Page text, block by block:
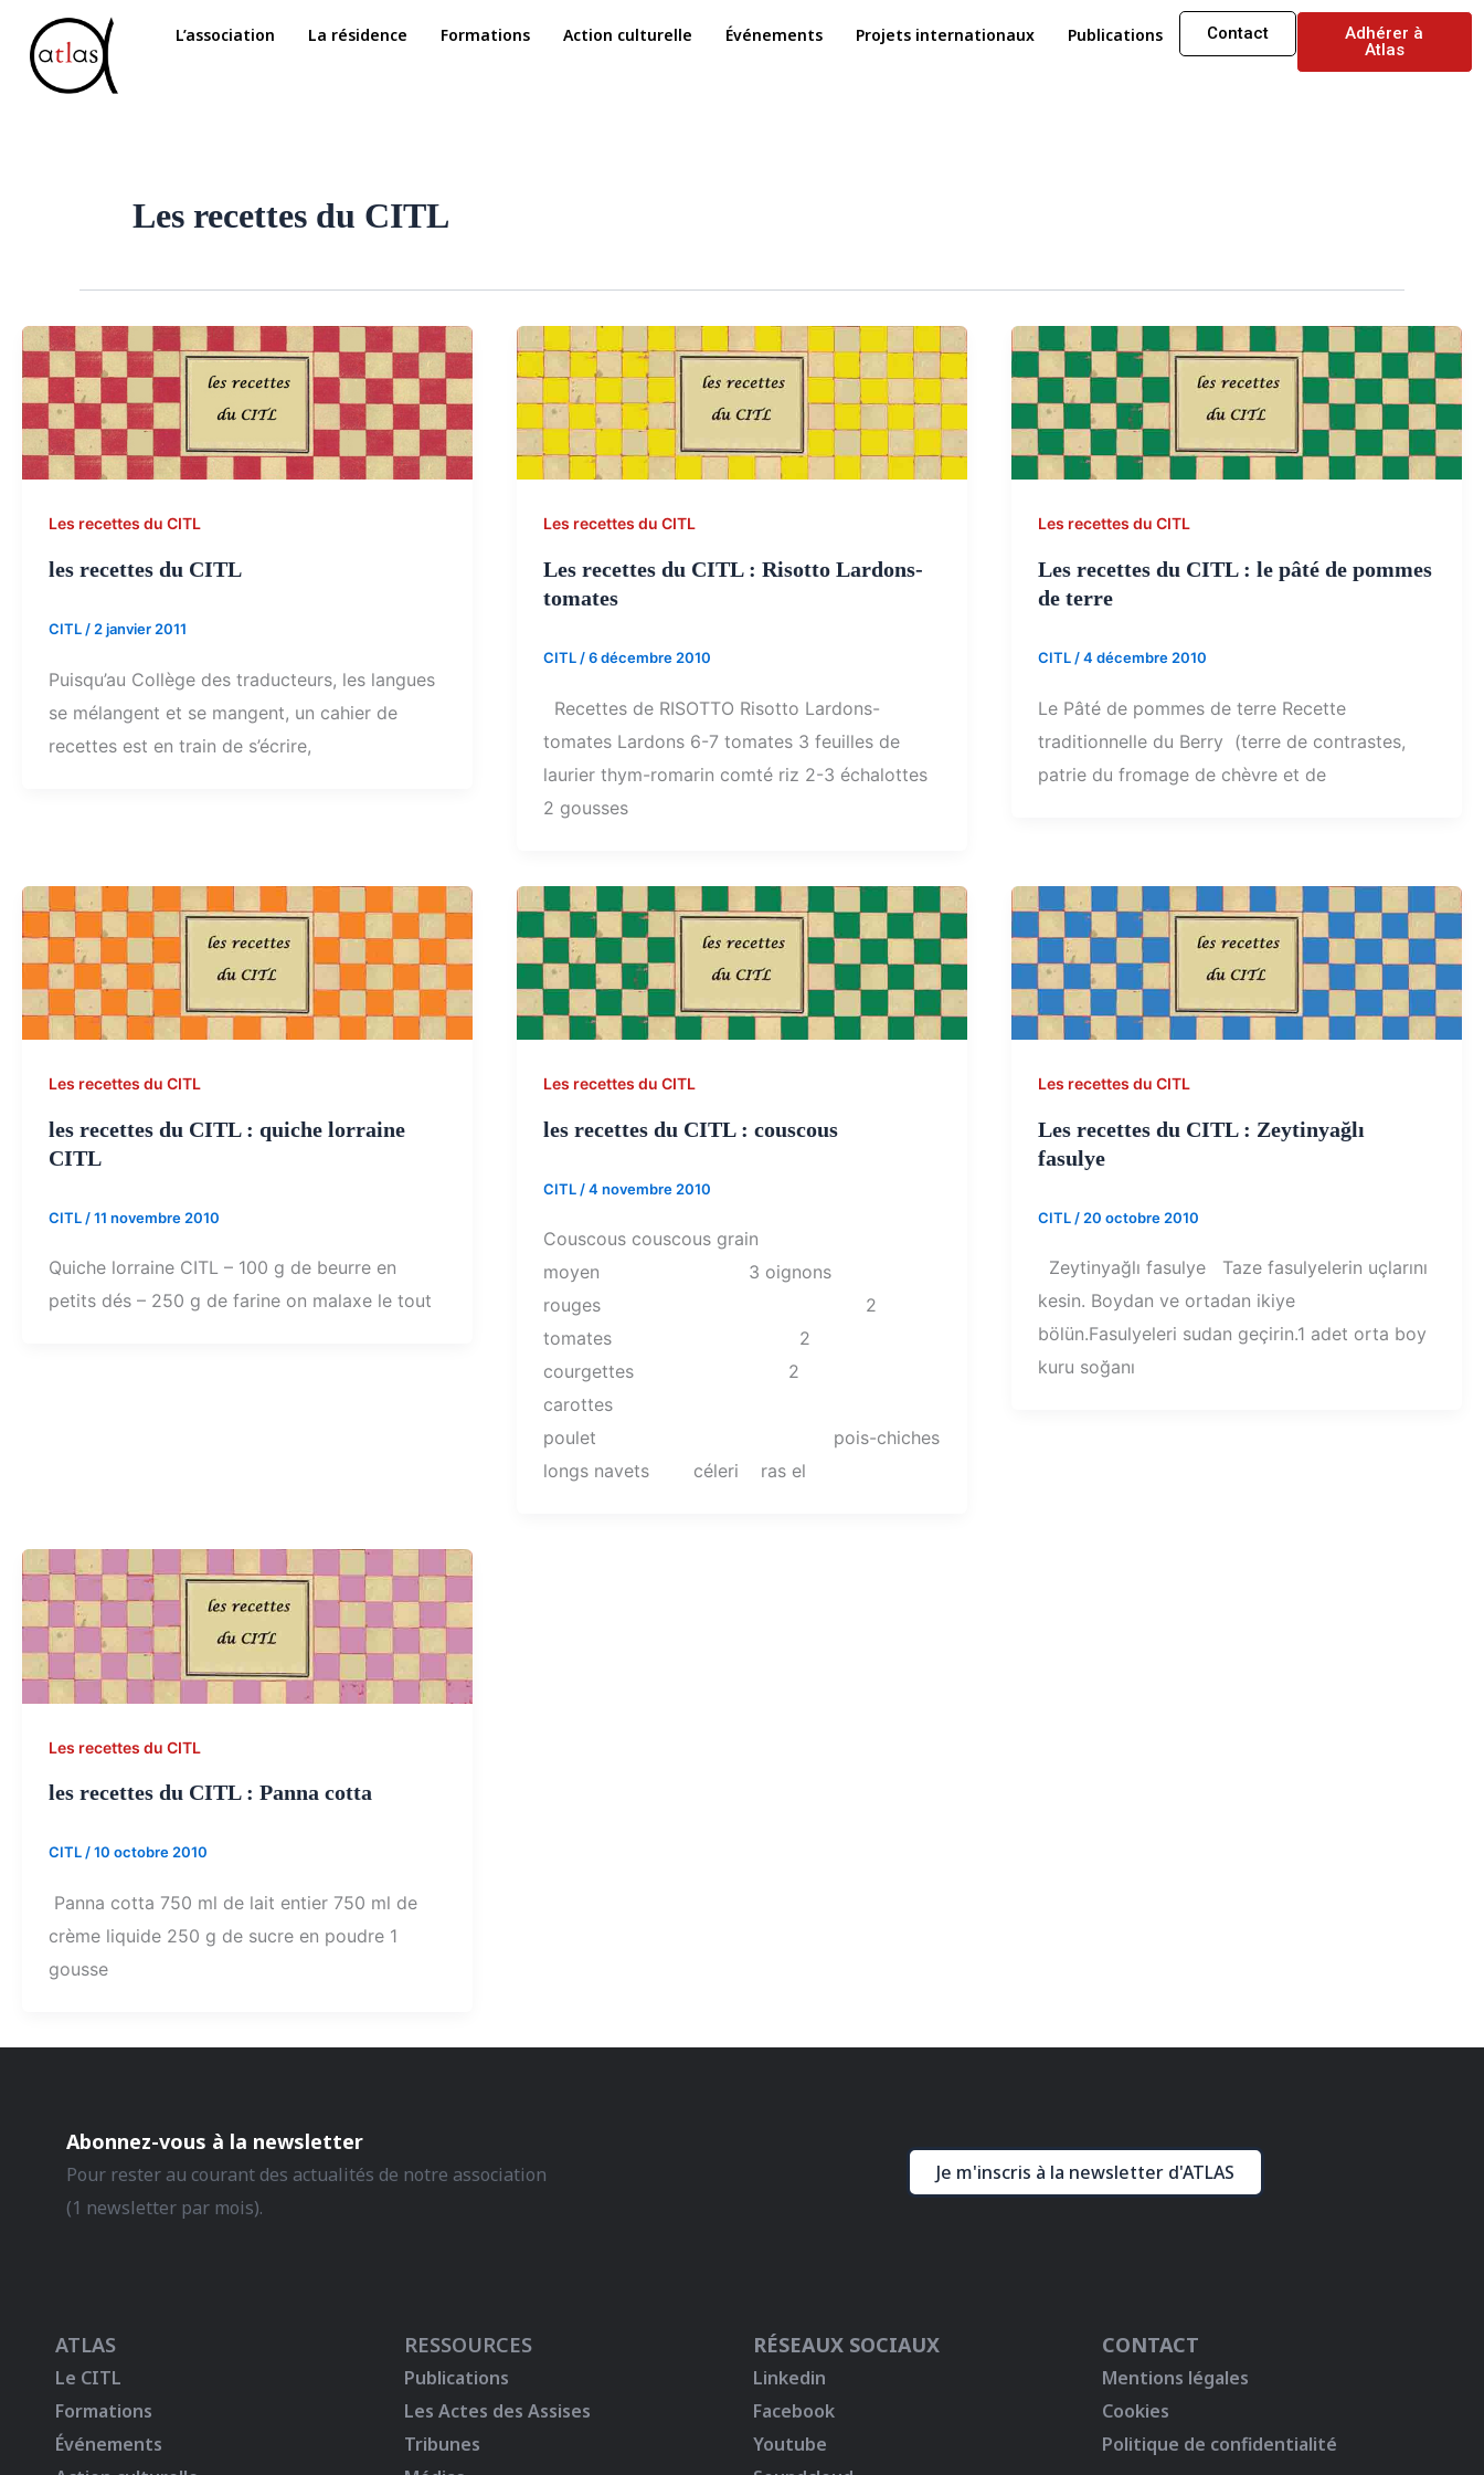
contenu
L’association La résidence Formations Action culturelle Événements Projets internationaux Publications Contact
Adhérer à
Atlas
Les recettes du CITL
Les recettes du CITL
les recettes du CITL
CITL / 2 janvier 2011
Puisqu’au Collège des traducteurs, les langues
se mélangent et se mangent, un cahier de
recettes est en train de s’écrire,
Les recettes du CITL
Les recettes du CITL : Risotto Lardons-
tomates
CITL /6 décembre 2010
Recettes de RISOTTO Risotto Lardons-
tomates Lardons 6-7 tomates 3 feuilles de
laurier thym-romarin comté riz 2-3 échalottes
2 gousses
Les recettes du CITL
Les recettes du CITL : le pâté de pommes
de terre
CITL /4 décembre 2010
Le Pâté de pommes de terre Recette
traditionnelle du Berry (terre de contrastes,
patrie du fromage de chèvre et de
Les recettes du CITL
les recettes du CITL : quiche lorraine
CITL
CITL /11 novembre 2010
Quiche lorraine CITL – 100 g de beurre en
petits dés – 250 g de farine on malaxe le tout
Les recettes du CITL
les recettes du CITL : couscous
CITL /4 novembre 2010
Couscous couscous grain
moyen 3 oignons
rouges 2
tomates 2
courgettes 2
carottes
poulet pois-chiches
longs navets céleri ras el
Les recettes du CITL
Les recettes du CITL : Zeytinyağlı
fasulye
CITL / 20 octobre 2010
Zeytinyağlı fasulye Taze fasulyelerin uçlarını
kesin. Boydan ve ortadan ikiye
bölün.Fasulyeleri sudan geçirin.1 adet orta boy
kuru soğanı
Les recettes du CITL
les recettes du CITL : Panna cotta
CITL/10 octobre 2010
Panna cotta 750 ml de lait entier 750 ml de
crème liquide 250 g de sucre en poudre 1
gousse
Abonnez-vous à la newsletter
Pour rester au courant des actualités de notre association
(1 newsletter par mois).
Je m'inscris à la newsletter d'ATLAS
ATLAS
Le CITL
Formations
Événements
RESSOURCES
Publications
Les Actes des Assises
Tribunes
RÉSEAUX SOCIAUX
Linkedin
Facebook
Youtube
CONTACT
Mentions légales
Cookies
Politique de confidentialité